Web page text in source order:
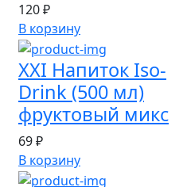
120 ₽
В корзину
XXI Напиток Iso-
Drink (500 мл)
фруктовый микс
69 ₽
В корзину